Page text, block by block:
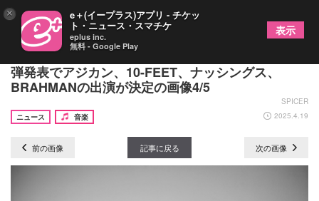
岩手・大船渡『KESEN ROCK FESTIVAL’25』第3
弾発表でアジカン、10-FEET、ナッシングス、
BRAHMANの出演が決定の画像4/5
SPICER
ニュース
音楽 2025.4.19
前の画像 記事に戻る 次の画像
× e＋(イープラス)アプリ - チケッ
ト・ニュース・スマチケ
eplus inc.
無料 - Google Play
表示